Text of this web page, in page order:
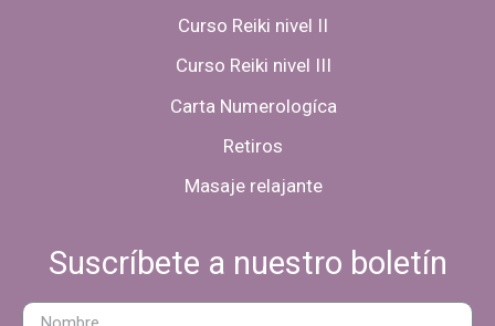
Curso Reiki nivel II
Curso Reiki nivel III
Carta Numerologíca
Retiros
Masaje relajante
Suscríbete a nuestro boletín